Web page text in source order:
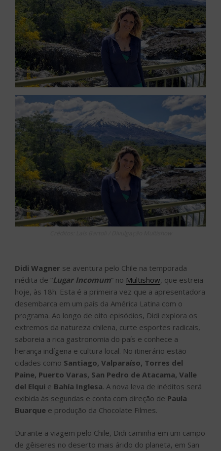
Didi Wagner se aventura pelo Chile na temporada
inédita de “Lugar Incomum” no Multishow, que estreia
hoje, às 18h. Esta é a primeira vez que a apresentadora
desembarca em um país da América Latina com o
programa. Ao longo de oito episódios, Didi explora os
extremos da natureza chilena, curte esportes radicais,
saboreia a rica gastronomia do país e conhece a
herança indígena e cultura local. No itinerário estão
cidades como Santiago, Valparaíso, Torres del
Paine, Puerto Varas, San Pedro de Atacama, Valle
del Elqui e Bahía Inglesa. A nova leva de inéditos será
exibida às segundas e conta com direção de Paula
Buarque e produção da Chocolate Filmes.
Durante a viagem pelo Chile, Didi caminha em um campo
de gêiseres no deserto mais árido do planeta, em San